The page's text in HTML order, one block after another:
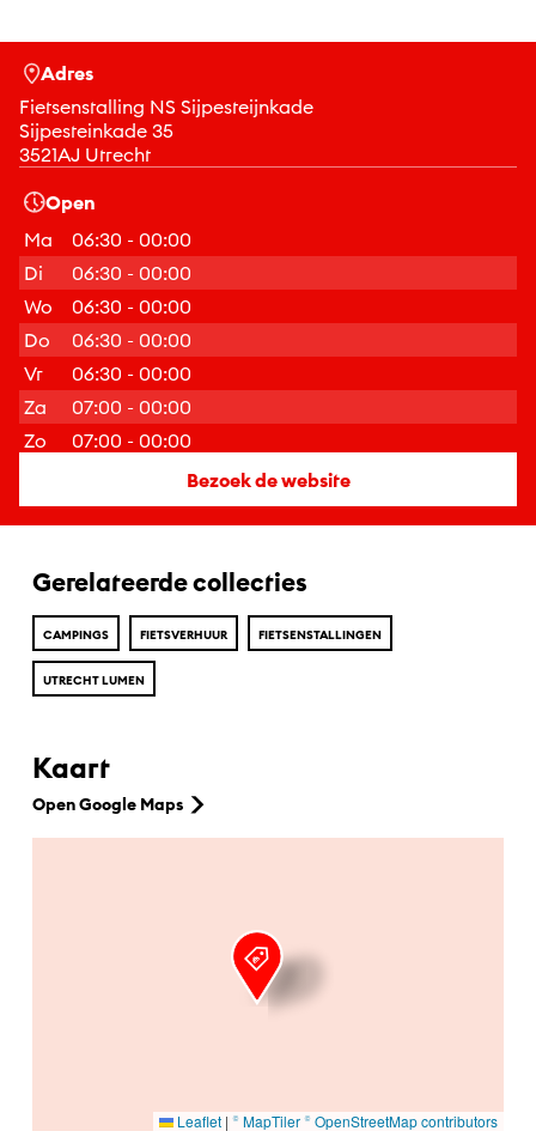
Adres
Fietsenstalling NS Sijpesteijnkade
Sijpesteinkade 35
3521AJ Utrecht
Open
Ma
06:30 - 00:00
Di
06:30 - 00:00
Wo
06:30 - 00:00
Do
06:30 - 00:00
Vr
06:30 - 00:00
Za
07:00 - 00:00
Zo
07:00 - 00:00
Bezoek de website
Gerelateerde collecties
CAMPINGS FIETSVERHUUR FIETSENSTALLINGEN
UTRECHT LUMEN
Kaart
Open Google Maps
Leaflet | © MapTiler© OpenStreetMap contributors